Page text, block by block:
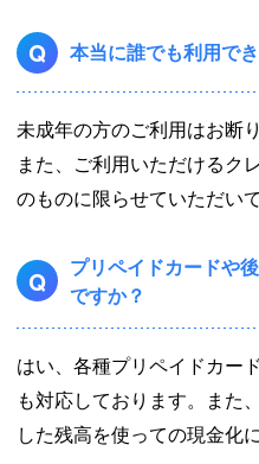
Q 本当に誰でも利用で
未成年の方のご利用はお断
また、ご利用いただけるク
のものに限らせていただい
Q
プリペイドカードや
ですか？
はい、各種プリペイドカー
も対応しております。また
した残高を使っての現金化